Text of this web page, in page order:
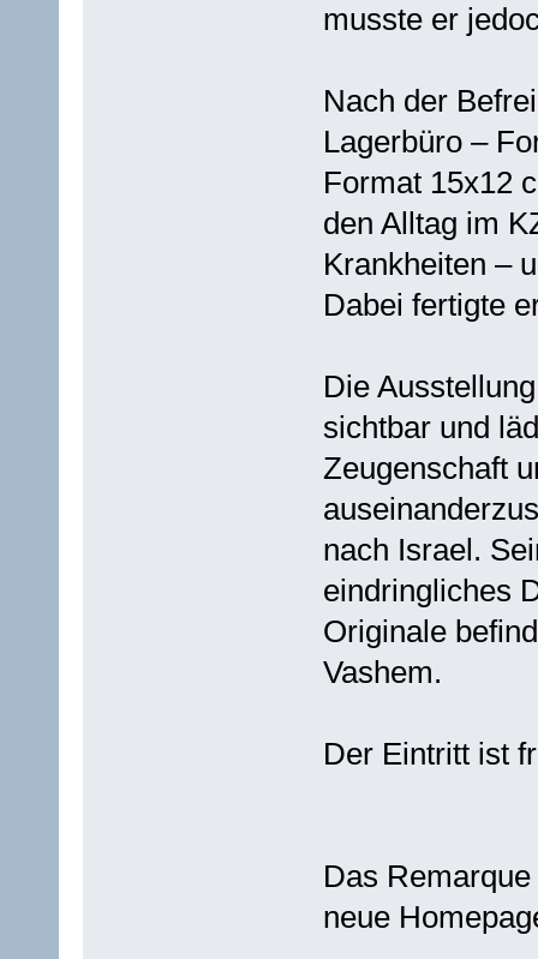
musste er
Nach der
Lagerbüro –
Format 15x12
den Alltag im
Krankheiten –
Dabei fertigte
Die
sichtbar und
Zeugenschaft
nach Israel.
eindringliches
Originale
Vashem.
Der Eintritt ist
Das
neue